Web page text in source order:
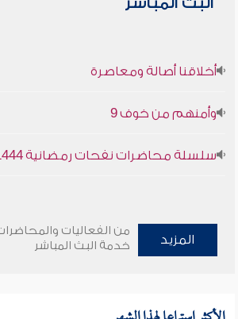
أخلاقنا أصالة ومعاصرة
وأمنهم من خوف 9
سلسلة محاضرات نفحات رمضانية 1444هـ
المزيد
من الفعاليات
خدمة البث المباشر